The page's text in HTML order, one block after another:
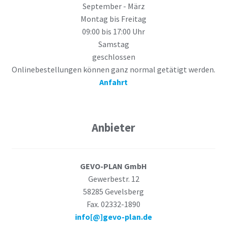
September - März
Montag bis Freitag
09:00 bis 17:00 Uhr
Samstag
geschlossen
Onlinebestellungen können ganz normal getätigt werden.
Anfahrt
Anbieter
GEVO-PLAN GmbH
Gewerbestr. 12
58285 Gevelsberg
Fax. 02332-1890
info[@]gevo-plan.de